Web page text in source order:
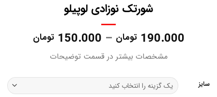
شورتک نوزادی لوپیلو
190.000 تومان –
150.000 تومان
190.000
مشخصات بیشتر در قسمت توضیحات
سایز